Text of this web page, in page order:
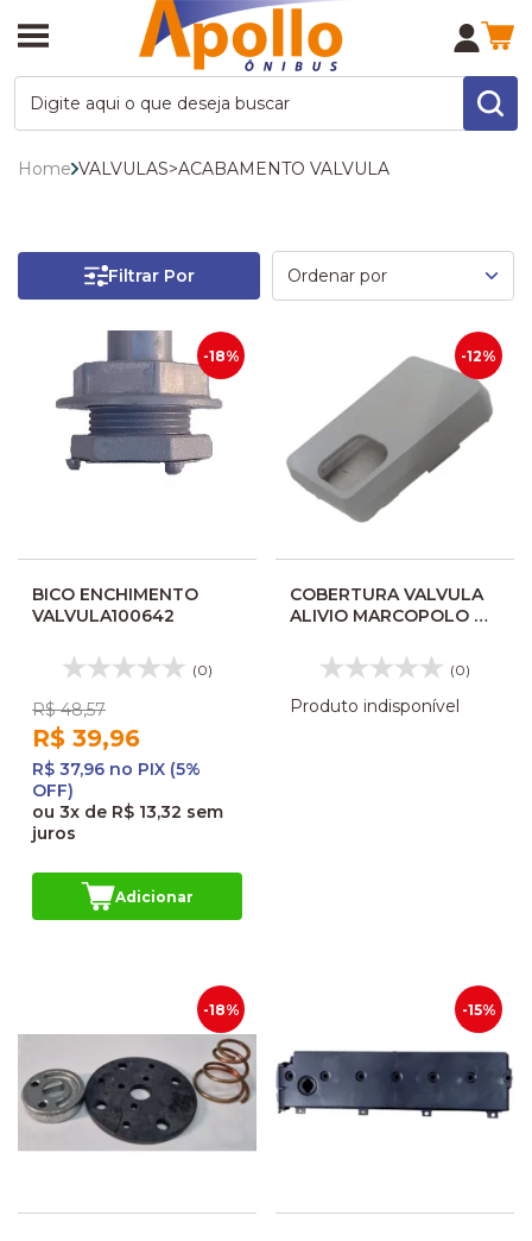
Home VALVULAS>ACABAMENTO VALVULA
Filtrar Por
-18%
BICO ENCHIMENTO
VALVULA100642
(0)
R$ 48,57
R$ 39,96
R$ 37,96 no PIX (5%
OFF)
ou 3x de R$ 13,32 sem
juros
Adicionar
-12%
COBERTURA VALVULA
ALIVIO MARCOPOLO G7
(0)
Produto indisponível
-18% -15%